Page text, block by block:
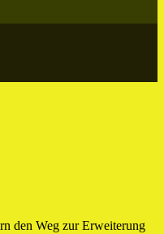
den Weg zur Erweiterung